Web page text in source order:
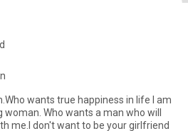
wants true happiness in life I am
Who wants a man who will
be your girlfriend